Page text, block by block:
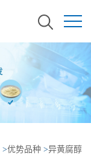
>优势品种 >异黄腐醇